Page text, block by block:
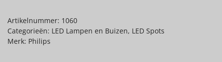
Artikelnummer: 1060
Categorieën: LED Lampen en Buizen, LED Spots
Merk: Philips